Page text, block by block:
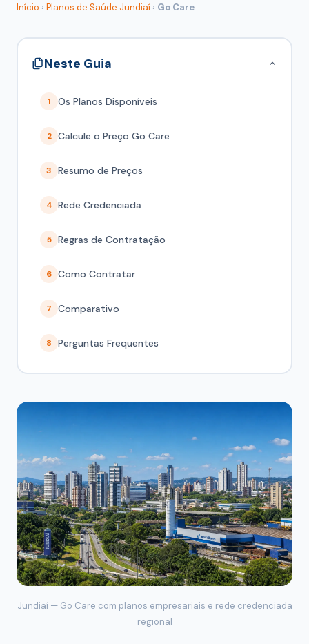
Início › Planos de Saúde Jundiaí › Go Care
Neste Guia
1 Os Planos Disponíveis
2 Calcule o Preço Go Care
3 Resumo de Preços
4 Rede Credenciada
5 Regras de Contratação
6 Como Contratar
7 Comparativo
8 Perguntas Frequentes
Jundiaí — Go Care com planos empresariais e rede credenciada
regional